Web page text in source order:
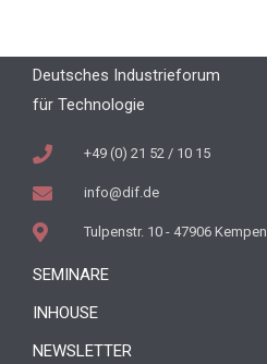
Deutsches Industrieforum
für Technologie
+49 (0) 21 52 / 10 15
info@dif.de
Tulpenstr. 10 - 47906 Kempen
SEMINARE
INHOUSE
NEWSLETTER